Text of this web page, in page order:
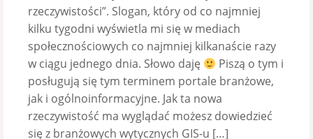
rzeczywistości”. Slogan, który od co najmniej
kilku tygodni wyświetla mi się w mediach
społecznościowych co najmniej kilkanaście razy
w ciągu jednego dnia. Słowo daję
Piszą o tym i
posługują się tym terminem portale branżowe,
jak i ogólnoinformacyjne. Jak ta nowa
rzeczywistość ma wyglądać możesz dowiedzieć
się z branżowych wytycznych GIS-u […]